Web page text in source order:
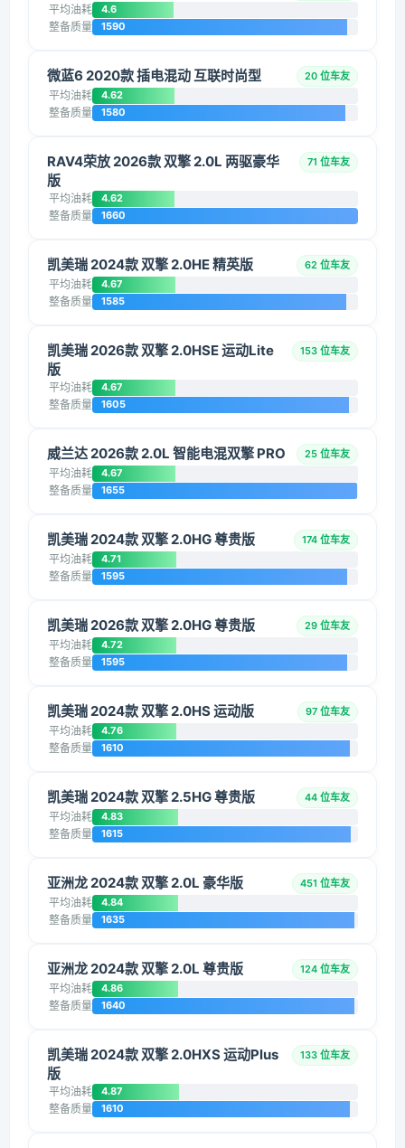
平均油耗 4.6
整备质量 1590
微蓝6 2020款 插电混动 互联时尚型 20 位车友
平均油耗 4.62
整备质量 1580
RAV4荣放 2026款 双擎 2.0L 两驱豪华
版
71 位车友
平均油耗 4.62
整备质量 1660
凯美瑞 2024款 双擎 2.0HE 精英版 62 位车友
平均油耗 4.67
整备质量 1585
凯美瑞 2026款 双擎 2.0HSE 运动Lite
版
153 位车友
平均油耗 4.67
整备质量 1605
威兰达 2026款 2.0L 智能电混双擎 PRO 25 位车友
平均油耗 4.67
整备质量 1655
凯美瑞 2024款 双擎 2.0HG 尊贵版 174 位车友
平均油耗 4.71
整备质量 1595
凯美瑞 2026款 双擎 2.0HG 尊贵版 29 位车友
平均油耗 4.72
整备质量 1595
凯美瑞 2024款 双擎 2.0HS 运动版 97 位车友
平均油耗 4.76
整备质量 1610
凯美瑞 2024款 双擎 2.5HG 尊贵版 44 位车友
平均油耗 4.83
整备质量 1615
亚洲龙 2024款 双擎 2.0L 豪华版 451 位车友
平均油耗 4.84
整备质量 1635
亚洲龙 2024款 双擎 2.0L 尊贵版 124 位车友
平均油耗 4.86
整备质量 1640
凯美瑞 2024款 双擎 2.0HXS 运动Plus
版
133 位车友
平均油耗 4.87
整备质量 1610